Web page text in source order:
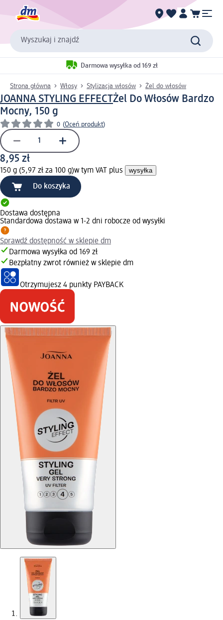
Wyszukaj i znajdź
Darmowa wysyłka od 169 zł
Strona główna Włosy Stylizacja włosów Żel do włosów
JOANNA STYLING EFFECTŻel Do Włosów Bardzo
Mocny, 150 g
0 (Oceń produkt)
8,95 zł
150 g (5,97 zł za 100 g)w tym VAT plus wysyłka
Do koszyka
Dostawa dostępna
Standardowa dostawa w 1-2 dni robocze od wysyłki
Sprawdź dostępność w sklepie dm
Darmowa wysyłka od 169 zł
Bezpłatny zwrot również w sklepie dm
Otrzymujesz 4 punkty PAYBACK